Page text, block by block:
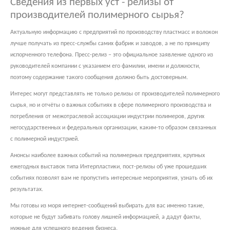
производителей полимерного сырья?
Актуальную информацию с предприятий по производству пластмасс и волокон
лучше получать из пресс-службы самих фабрик и заводов, а не по принципу
испорченного телефона. Пресс-релиз – это официальное заявление одного из
руководителей компании с указанием его фамилии, имени и должности,
поэтому содержание такого сообщения должно быть достоверным.
Интерес могут представлять не только релизы от производителей полимерного
сырья, но и отчёты о важных событиях в сфере полимерного производства и
потребления от межотраслевой ассоциации индустрии полимеров, других
негосударственных и федеральных организации, каким-то образом связанных
с полимерной индустрией.
Анонсы наиболее важных событий на полимерных предприятиях, крупных
ежегодных выставок типа Интерпластики, пост-релизы об уже прошедших
событиях позволят вам не пропустить интересные мероприятия, узнать об их
результатах.
Мы готовы из моря интернет-сообщений выбирать для вас именно такие,
которые не будут забивать голову лишней информацией, а дадут факты,
нужные для успешного ведения бизнеса.